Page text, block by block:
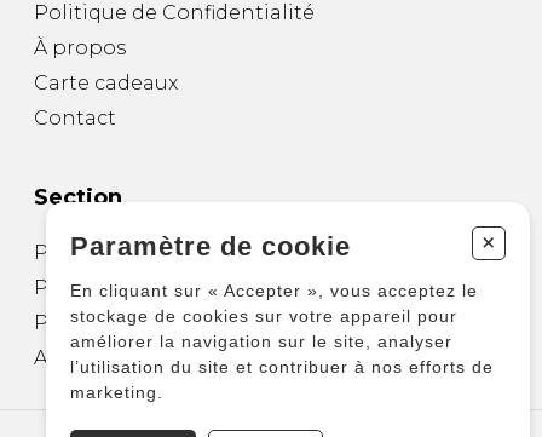
Politique de Confidentialité
À propos
Carte cadeaux
Contact
Section
Partitions pour guitare
Partitions pour autres instruments
Partitions pour ensembles
Autres produits
Paramètre de cookie +
En cliquant sur « Accepter », vous acceptez le
stockage de cookies sur votre appareil pour
améliorer la navigation sur le site, analyser
l’utilisation du site et contribuer à nos efforts de
marketing.